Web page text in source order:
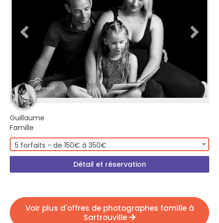
Guillaume
Famille
5 forfaits - de 150€ à 350€
Détail et réservation
Voir plus d'offres de photographes famille à
Sartrouville